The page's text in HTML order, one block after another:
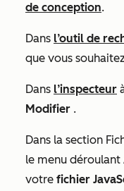
de conception.
Dans l’outil de
que vous
Dans l’inspecteur
Modifier .
Dans la section
le menu déroulant
votre fichier